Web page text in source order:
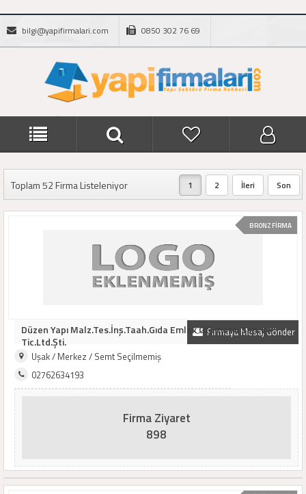
bilgi@yapifirmalari.com 0850 302 76 69
Toplam 52 Firma Listeleniyor 1 2 İleri Son
BRONZ FİRMA
Firmaya Mesaj Gönder
Düzen Yapı Malz.Tes.İnş.Taah.Gıda Emlak Otomotiv San. ve
Tic.Ltd.Şti.
Uşak / Merkez / Semt Seçilmemiş
02762634193
Firma Ziyaret
898